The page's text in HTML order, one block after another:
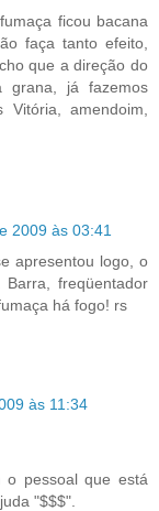
ficou bacana
faça tanto efeito,
que a direção do
grana, já fazemos
amendoim,
2009 às 03:41
apresentou logo, o
freqüentador
há fogo! rs
às 11:34
o pessoal que está
"$$$".